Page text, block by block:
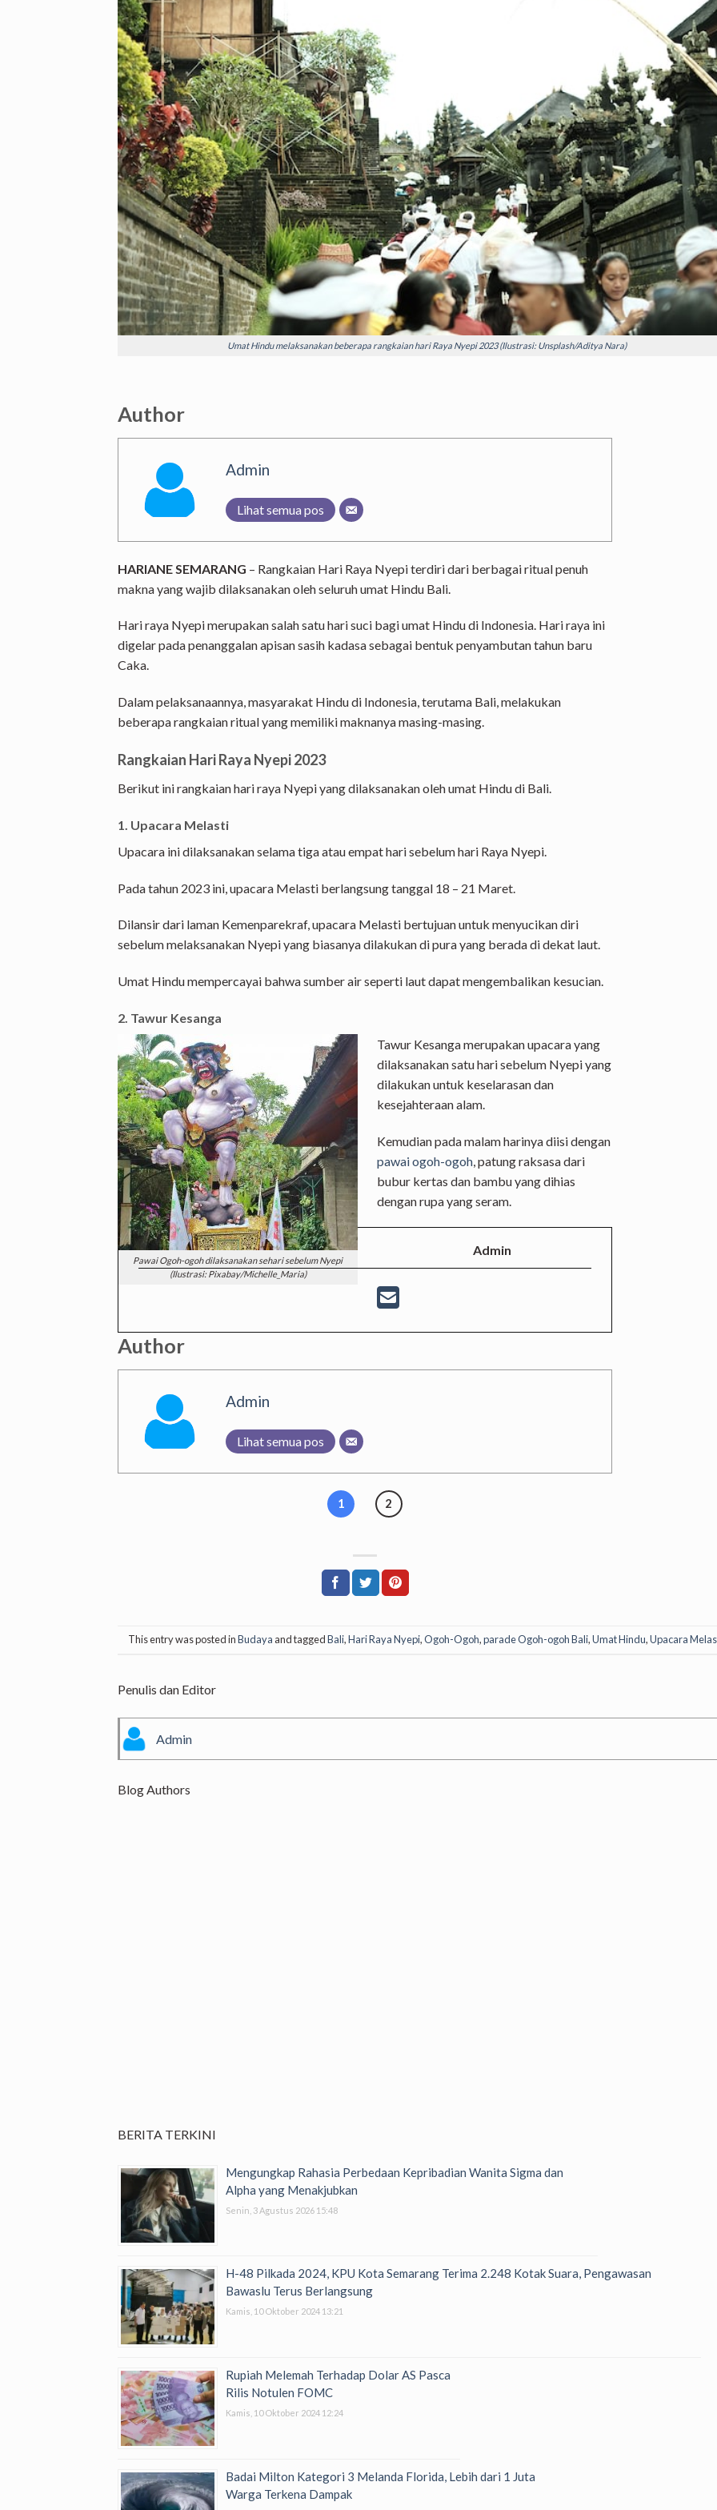
Umat Hindu melaksanakan beberapa rangkaian hari Raya Nyepi 2023 (Ilustrasi: Unsplash/Aditya Nara)
Author
Admin
Lihat semua pos
HARIANE SEMARANG – Rangkaian Hari Raya Nyepi terdiri dari berbagai ritual penuh
makna yang wajib dilaksanakan oleh seluruh umat Hindu Bali.
Hari raya Nyepi merupakan salah satu hari suci bagi umat Hindu di Indonesia. Hari raya ini
digelar pada penanggalan apisan sasih kadasa sebagai bentuk penyambutan tahun baru
Caka.
Dalam pelaksanaannya, masyarakat Hindu di Indonesia, terutama Bali, melakukan
beberapa rangkaian ritual yang memiliki maknanya masing-masing.
Rangkaian Hari Raya Nyepi 2023
Berikut ini rangkaian hari raya Nyepi yang dilaksanakan oleh umat Hindu di Bali.
1. Upacara Melasti
Upacara ini dilaksanakan selama tiga atau empat hari sebelum hari Raya Nyepi.
Pada tahun 2023 ini, upacara Melasti berlangsung tanggal 18 – 21 Maret.
Dilansir dari laman Kemenparekraf, upacara Melasti bertujuan untuk menyucikan diri
sebelum melaksanakan Nyepi yang biasanya dilakukan di pura yang berada di dekat laut.
Umat Hindu mempercayai bahwa sumber air seperti laut dapat mengembalikan kesucian.
2. Tawur Kesanga
Pawai Ogoh-ogoh dilaksanakan sehari sebelum Nyepi
(Ilustrasi: Pixabay/Michelle_Maria)
Tawur Kesanga merupakan upacara yang
dilaksanakan satu hari sebelum Nyepi yang
dilakukan untuk keselarasan dan
kesejahteraan alam.
Kemudian pada malam harinya diisi dengan
pawai ogoh-ogoh , patung raksasa dari
bubur kertas dan bambu yang dihias
dengan rupa yang seram.
Admin
Author
Admin
Lihat semua pos
1 2
This entry was posted inBudaya and taggedBali,Hari Raya Nyepi,Ogoh-Ogoh,parade Ogoh-ogoh Bali,Umat Hindu,Upacara
Penulis dan Editor
Admin
Blog Authors
BERITA TERKINI
Mengungkap Rahasia Perbedaan Kepribadian Wanita Sigma dan
Alpha yang Menakjubkan
Senin, 3 Agustus 2026 15:48
H-48 Pilkada 2024, KPU Kota Semarang Terima 2.248 Kotak Suara, Pengawasan
Bawaslu Terus Berlangsung
Kamis, 10 Oktober 2024 13:21
Rupiah Melemah Terhadap Dolar AS Pasca
Rilis Notulen FOMC
Kamis, 10 Oktober 2024 12:24
Badai Milton Kategori 3 Melanda Florida, Lebih dari 1 Juta
Warga Terkena Dampak